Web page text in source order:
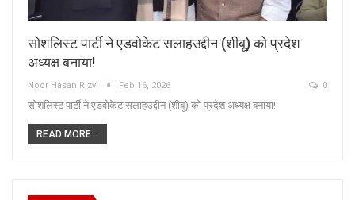
सोशलिस्ट पार्टी ने एडवोकेट सलाहउद्दीन (शीबू) को प्रदेश
अध्यक्ष बनाया!
Noor Hasan Rizvi Feb 16, 2026 0
सोशलिस्ट पार्टी ने एडवोकेट सलाहउद्दीन (शीबू) को प्रदेश अध्यक्ष बनाया!
READ MORE...